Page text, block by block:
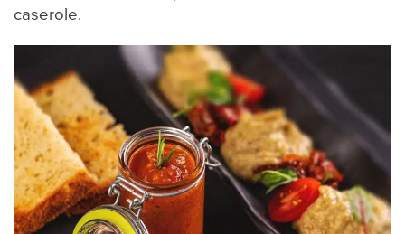
caserole.